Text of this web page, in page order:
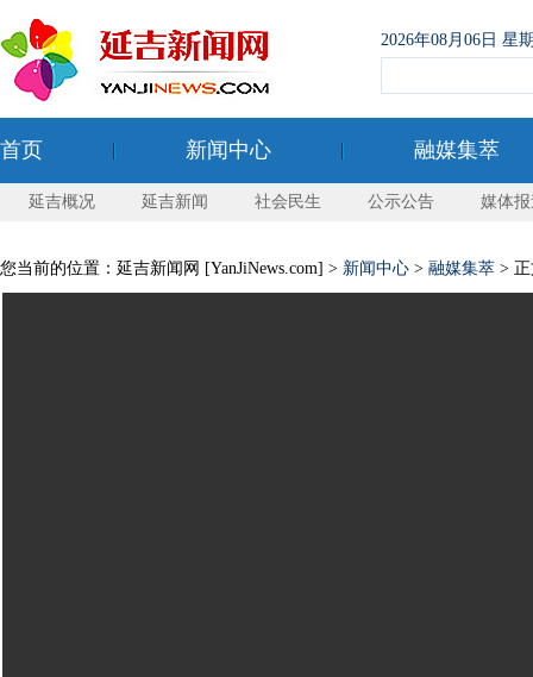
2026年08月06日 星
首页 新闻中心 融媒集萃
延吉概况 延吉新闻 社会民生 公示公告 媒体
您当前的位置：延吉新闻网 [YanJiNews.com] > 新闻中心 > 融媒集萃 >